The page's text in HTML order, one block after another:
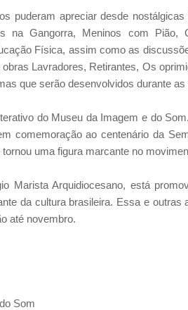
puderam apreciar desde
na Gangorra, Meninos com Pião,
Física, assim como as
Lavradores, Retirantes, Os
que serão desenvolvidos durante
do Museu da Imagem e do
comemoração ao centenário da
uma figura marcante no
Marista Arquidiocesano, está
da cultura brasileira. Essa e
até novembro.
Som